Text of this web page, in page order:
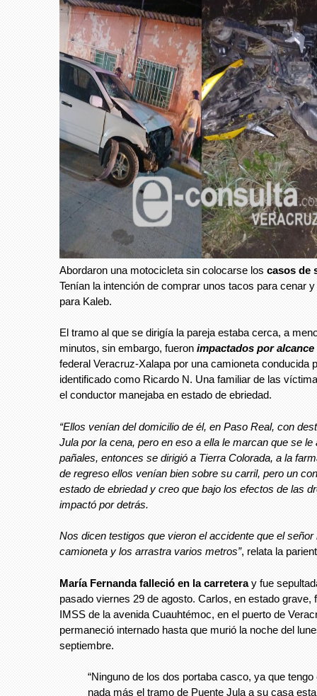
Abordaron una motocicleta sin colocarse los casos de
Tenían la intención de comprar unos tacos para cenar
para Kaleb.
El tramo al que se dirigía la pareja estaba cerca, a
minutos, sin embargo, fueron impactados por alcance
federal Veracruz-Xalapa por una camioneta conducida
identificado como Ricardo N. Una familiar de las
el conductor manejaba en estado de ebriedad.
“Ellos venían del domicilio de él, en Paso Real, con
Jula por la cena, pero en eso a ella le marcan que se le
pañales, entonces se dirigió a Tierra Colorada, a la
de regreso ellos venían bien sobre su carril, pero un
estado de ebriedad y creo que bajo los efectos de las
impactó por detrás.
Nos dicen testigos que vieron el accidente que el señor
camioneta y los arrastra varios metros”, relata la
María Fernanda falleció en la carreteray fue
pasado viernes 29 de agosto. Carlos, en estado grave,
IMSS de la avenida Cuauhtémoc, en el puerto de
permaneció internado hasta que murió la noche del
septiembre.
“Ninguno de los dos portaba casco, ya que tengo
nada más el tramo de Puente Jula a su casa